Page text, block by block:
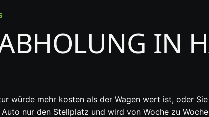
IN
würde mehr kosten als der Wagen wert ist, oder
nur den Stellplatz und wird von Woche zu